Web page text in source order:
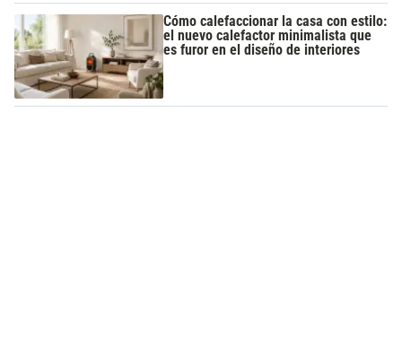
Cómo calefaccionar la casa con estilo:
el nuevo calefactor minimalista que
es furor en el diseño de interiores